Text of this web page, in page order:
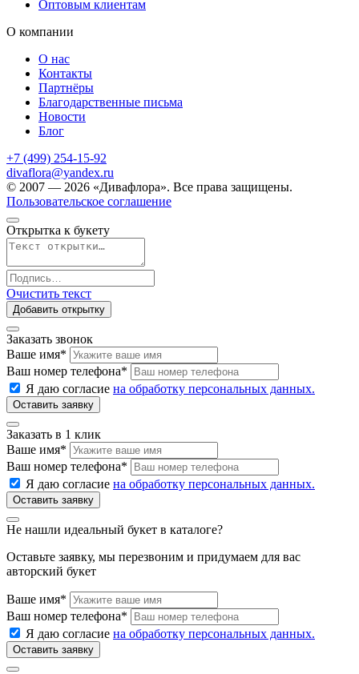
Оптовым клиентам
О компании
О нас
Контакты
Партнёры
Благодарственные письма
Новости
Блог
+7 (499) 254-15-92
divaflora@yandex.ru
© 2007 — 2026 «Дивафлора». Все права защищены.
Пользовательское соглашение
Открытка к букету
Очистить текст
Добавить открытку
Заказать звонок
Ваше имя*
Ваш номер телефона*
Я даю согласие на обработку персональных данных.
Заказать в 1 клик
Ваше имя*
Ваш номер телефона*
Я даю согласие на обработку персональных данных.
Не нашли идеальный букет в каталоге?
Оставьте заявку, мы перезвоним и придумаем для вас
авторский букет
Ваше имя*
Ваш номер телефона*
Я даю согласие на обработку персональных данных.